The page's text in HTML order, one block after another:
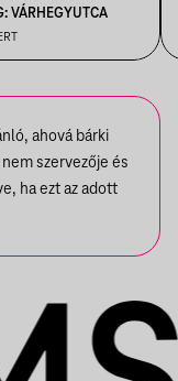
VÁRHEGYUTCA
ahová bárki
szervezője és
ha ezt az adott